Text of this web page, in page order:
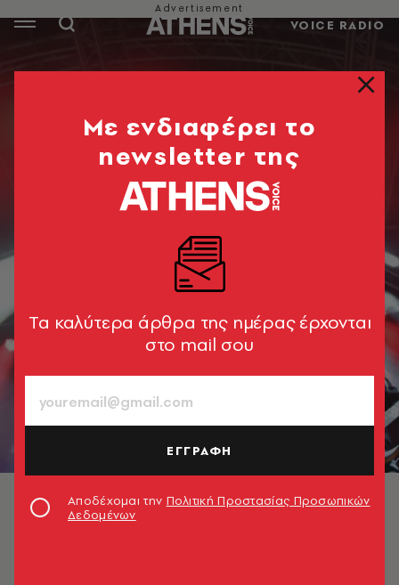
VOICE RADIO
Mε ενδιαφέρει το
newsletter της
Tα καλύτερα άρθρα της ημέρας έρχονται
στο mail σου
ΕΓΓΡΑΦΗ
Αποδέχομαι την Πολιτική Προστασίας Προσωπικών
Δεδομένων